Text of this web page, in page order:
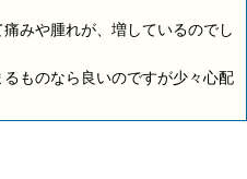
みや腫れが、増しているのでし
ものなら良いのですが少々心配